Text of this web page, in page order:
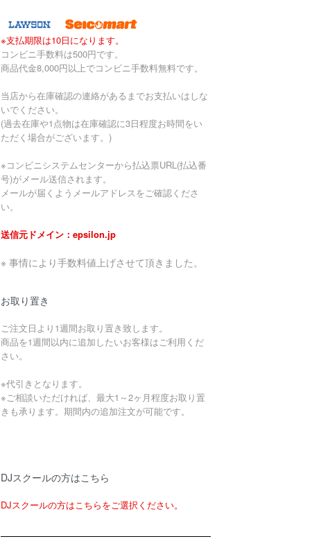
※支払期限は10日になります。
コンビニ手数料は500円です。
商品代金8,000円以上でコンビニ手数料無料です。
当店から在庫確認の連絡があるまでお支払いはしな
いでください。
(過去在庫や1点物は在庫確認に3日程度お時間をい
ただく場合がございます。)
※コンビニシステムセンターから払込票URL(払込番
号)がメール送信されます。
メールが届くようメールアドレスをご確認くださ
い。
送信元ドメイン：epsilon.jp
※ 事情により手数料値上げさせて頂きました。
お取り置き
ご注文日より1週間お取り置き致します。
商品を1週間以内に追加したいお客様はご利用くだ
さい。
※代引きとなります。
※ご相談いただければ、最大1～2ヶ月程度お取り置
きも承ります。期間内の追加注文が可能です。
DJスクールの方はこちら
DJスクールの方はこちらをご選択ください。